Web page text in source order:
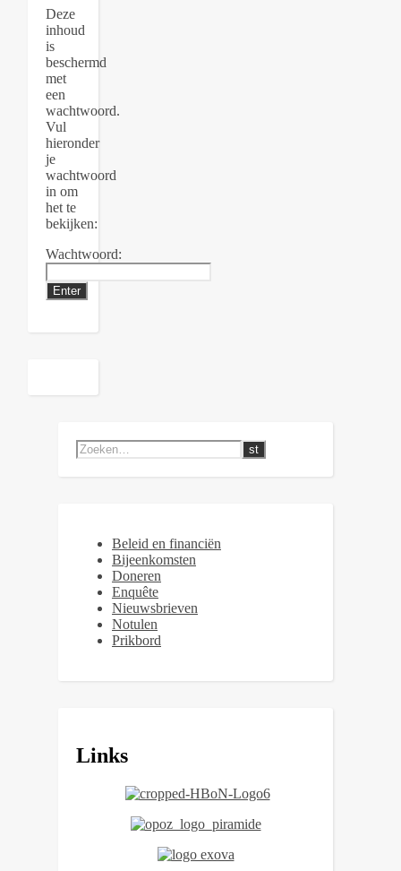
Deze
inhoud
is
beschermd
met
een
wachtwoord.
Vul
hieronder
je
wachtwoord
in om
het te
bekijken:
Wachtwoord:
Beleid en financiën
Bijeenkomsten
Doneren
Enquête
Nieuwsbrieven
Notulen
Prikbord
Links